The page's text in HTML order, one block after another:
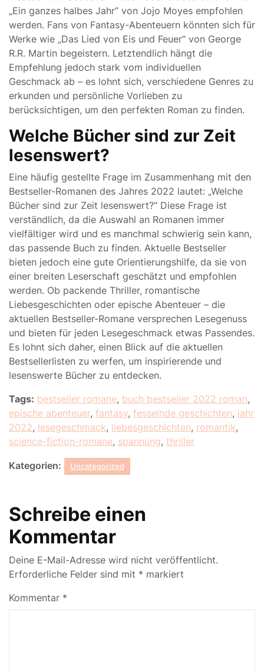
„Ein ganzes halbes Jahr“ von Jojo Moyes empfohlen
werden. Fans von Fantasy-Abenteuern könnten sich für
Werke wie „Das Lied von Eis und Feuer“ von George
R.R. Martin begeistern. Letztendlich hängt die
Empfehlung jedoch stark vom individuellen
Geschmack ab – es lohnt sich, verschiedene Genres zu
erkunden und persönliche Vorlieben zu
berücksichtigen, um den perfekten Roman zu finden.
Welche Bücher sind zur Zeit
lesenswert?
Eine häufig gestellte Frage im Zusammenhang mit den
Bestseller-Romanen des Jahres 2022 lautet: „Welche
Bücher sind zur Zeit lesenswert?“ Diese Frage ist
verständlich, da die Auswahl an Romanen immer
vielfältiger wird und es manchmal schwierig sein kann,
das passende Buch zu finden. Aktuelle Bestseller
bieten jedoch eine gute Orientierungshilfe, da sie von
einer breiten Leserschaft geschätzt und empfohlen
werden. Ob packende Thriller, romantische
Liebesgeschichten oder epische Abenteuer – die
aktuellen Bestseller-Romane versprechen Lesegenuss
und bieten für jeden Lesegeschmack etwas Passendes.
Es lohnt sich daher, einen Blick auf die aktuellen
Bestsellerlisten zu werfen, um inspirierende und
lesenswerte Bücher zu entdecken.
Tags: bestseller romane, buch bestseller 2022 roman,
epische abenteuer, fantasy, fesselnde geschichten, jahr
2022, lesegeschmack, liebesgeschichten, romantik,
science-fiction-romane, spannung, thriller
Kategorien: Uncategorized
Schreibe einen
Kommentar
Deine E-Mail-Adresse wird nicht veröffentlicht.
Erforderliche Felder sind mit * markiert
Kommentar *